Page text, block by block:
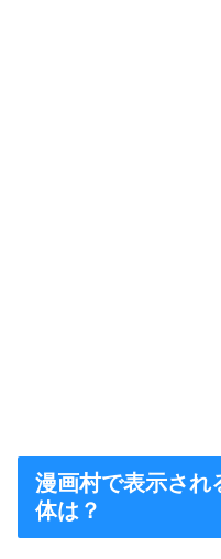
漫画村で表示され
体は？